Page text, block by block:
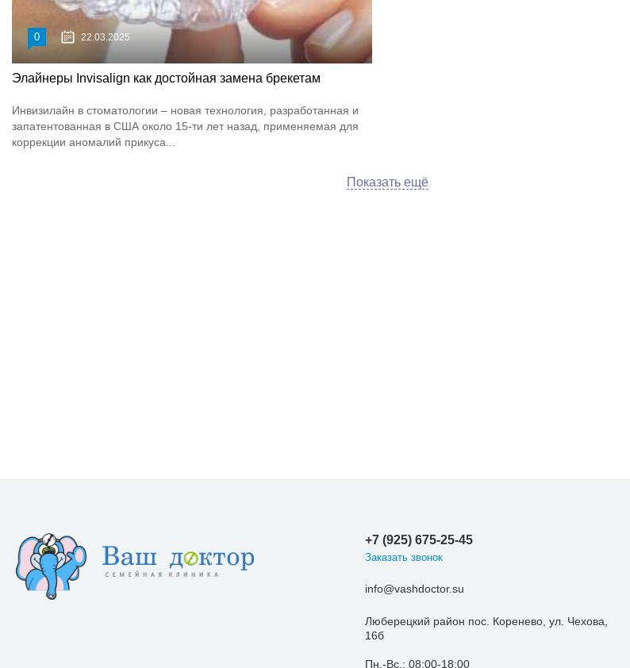
0 22.03.2025
Элайнеры Invisalign как достойная замена брекетам
Инвизилайн в стоматологии – новая технология, разработанная и
запатентованная в США около 15-ти лет назад, применяемая для
коррекции аномалий прикуса...
Показать ещё
+7 (925) 675-25-45
Заказать звонок
info@vashdoctor.su
Люберецкий район пос. Коренево, ул. Чехова,
16б
Пн.-Вс.: 08:00-18:00